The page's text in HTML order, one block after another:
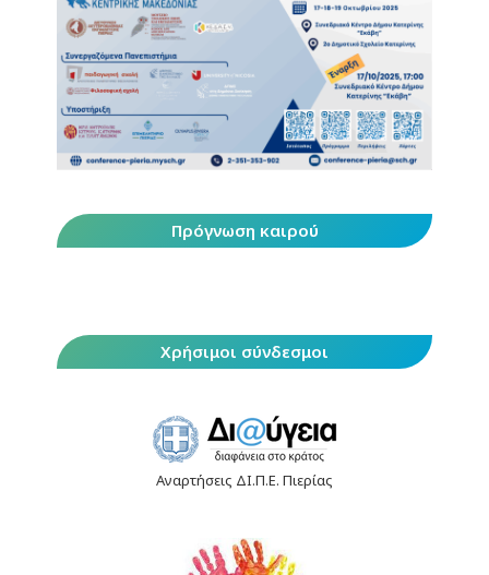
Πρόγνωση καιρού
Χρήσιμοι σύνδεσμοι
Αναρτήσεις ΔΙ.Π.Ε. Πιερίας